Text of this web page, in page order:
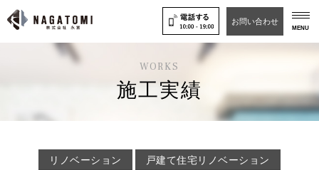
お問い合わせ
MENU
WORKS
施工実績
リノベーション 戸建て住宅リノベーション